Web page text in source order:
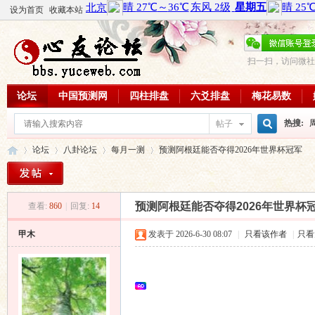
设为首页 收藏本站
扫一扫，访问微
论坛 中国预测网 四柱排盘 六爻排盘 梅花易数
帖子
搜
索
热搜:
周易教
每日一
论坛
›
八卦论坛
›
每月一测
›
预测阿根廷能否夺得2026年世界杯冠军
查看: 860 回复: 14 预测阿根廷能否夺得2026年世界杯
甲木 发表于 2026-6-30 08:07 只看该作者 只